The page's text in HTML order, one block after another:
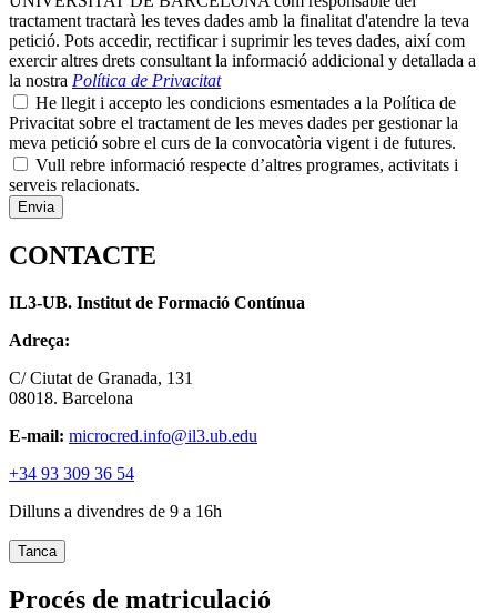
tractament tractarà les teves dades amb la finalitat d'atendre la teva
petició. Pots accedir, rectificar i suprimir les teves dades, així com
exercir altres drets consultant la informació addicional y detallada a
la nostra Política de Privacitat
He llegit i accepto les condicions esmentades a la Política de
Privacitat sobre el tractament de les meves dades per gestionar la
meva petició sobre el curs de la convocatòria vigent i de futures.
Vull rebre informació respecte d’altres programes, activitats i
serveis relacionats.
CONTACTE
IL3-UB. Institut de Formació Contínua
Adreça:
C/ Ciutat de Granada, 131
08018. Barcelona
E-mail: microcred.info@il3.ub.edu
+34 93 309 36 54
Dilluns a divendres de 9 a 16h
Tanca
Procés de matriculació